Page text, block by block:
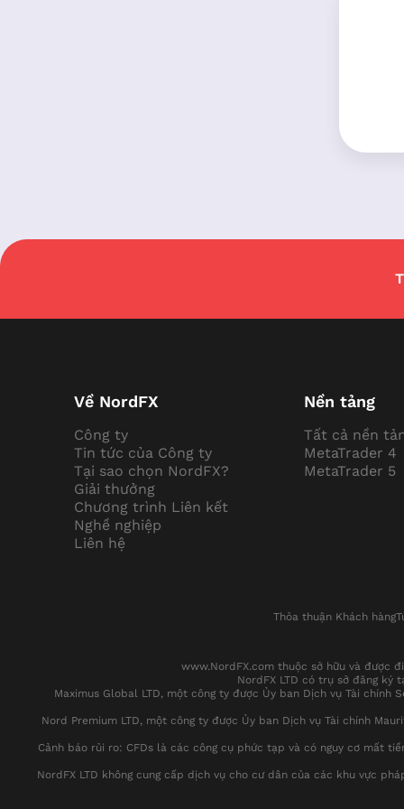
Về NordFX
Công ty
Tin tức của Công ty
Tại sao chọn NordFX?
Giải thưởng
Chương trình Liên kết
Nghề nghiệp
Liên hệ
Nền tảng
Tất cả nền
MetaTrader 4
MetaTrader 5
Thỏa thuận Khách hàng
www.NordFX.com thuộc sở hữu và được
NordFX LTD có trụ sở đăng ký
Maximus Global LTD, một công ty được Ủy ban Dịch vụ Tài chính
Nord Premium LTD, một công ty được Ủy ban Dịch vụ Tài chính
Cảnh báo rủi ro: CFDs là các công cụ phức tạp và có nguy cơ mất
NordFX LTD không cung cấp dịch vụ cho cư dân của các khu vực